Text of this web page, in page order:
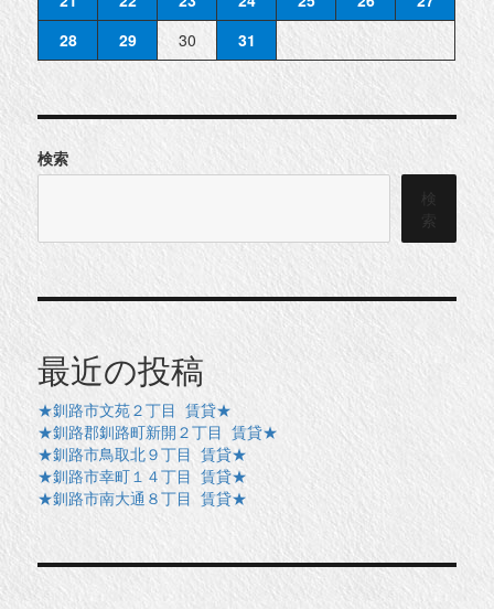
28
29 30 31
検索
検
索
最近の投稿
★釧路市文苑２丁目 賃貸★
★釧路郡釧路町新開２丁目 賃貸★
★釧路市鳥取北９丁目 賃貸★
★釧路市幸町１４丁目 賃貸★
★釧路市南大通８丁目 賃貸★